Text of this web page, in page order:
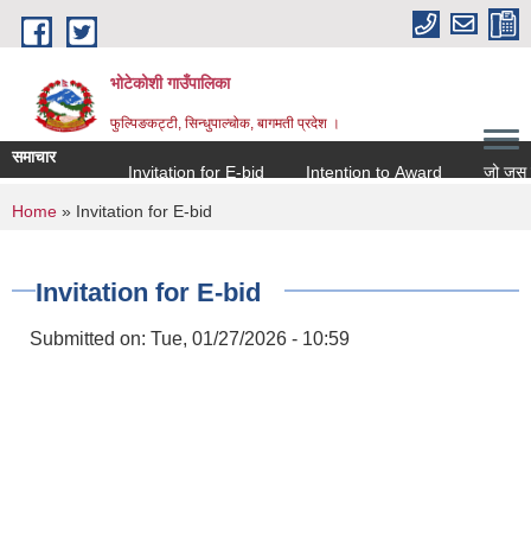
Skip to main content
भोटेकोशी गाउँपालिका
फुल्पिङकट्टी, सिन्धुपाल्चोक, बागमती प्रदेश ।
समाचार
Invitation for E-bid
Intention to Award जो जस संग
You are here
Home » Invitation for E-bid
Invitation for E-bid
Submitted on: Tue, 01/27/2026 - 10:59